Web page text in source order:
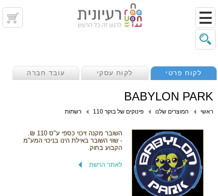
לקוח פרטי לקוח עסקי עובד חברה
BABYLON PARK
ראשי המוצרים שלנו פינוקים של בוקר 110 רשתות
השובר מקנה זיכוי כספי ע"ס 110 ₪.
- שווי השובר באילת הינו בניכוי המע"מ
הקבוע בחוק.
לאתר הרשת